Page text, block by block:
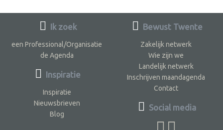
Ik zoek
een Professional/Organisatie
de Agenda
Inspiratie
Inspiratie
Nieuwsbrieven
Blog
Bewust Twente
Zakelijk netwerk
Wie zijn we
Landelijk netwerk
Inschrijven maandagenda
Contact
Social media